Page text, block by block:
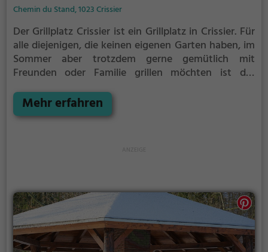
Chemin du Stand, 1023 Crissier
Der Grillplatz Crissier ist ein Grillplatz in Crissier. Für
alle diejenigen, die keinen eigenen Garten haben, im
Sommer aber trotzdem gerne gemütlich mit
Freunden oder Familie grillen möchten ist der
Grillplatzes: keine Nachbarn. Hier kann eine Feier
ruhig auch mal bis spät in die Nacht gehen und
Mehr erfahren